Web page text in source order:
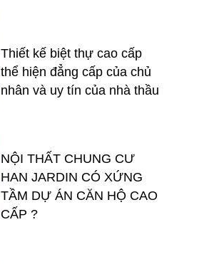
Thiết kế biệt thự cao cấp
thể hiện đẳng cấp của chủ
nhân và uy tín của nhà thầu
NỘI THẤT CHUNG CƯ
HAN JARDIN CÓ XỨNG
TẦM DỰ ÁN CĂN HỘ CAO
CẤP ?